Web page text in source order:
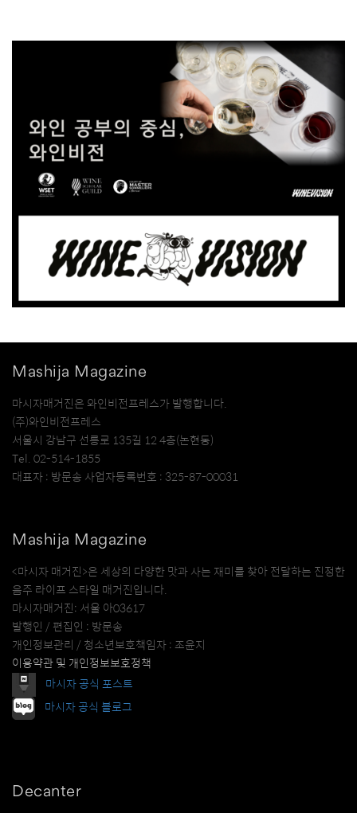
Mashija Magazine
마시자매거진은 와인비전프레스가 발행합니다.
(주)와인비전프레스
서울시 강남구 선릉로 135길 12 4층(논현동)
Tel. 02-514-1855
대표자 : 방문송 사업자등록번호 : 325-87-00031
Mashija Magazine
<마시자 매거진>은 세상의 다양한 맛과 사는 재미를 찾아 전달하는 진정한
음주 라이프 스타일 매거진입니다.
마시자매거진: 서울 아03617
발행인 / 편집인 : 방문송
개인정보관리 / 청소년보호책임자 : 조윤지
이용약관 및 개인정보보호정책
마시자 공식 포스트
마시자 공식 블로그
Decanter